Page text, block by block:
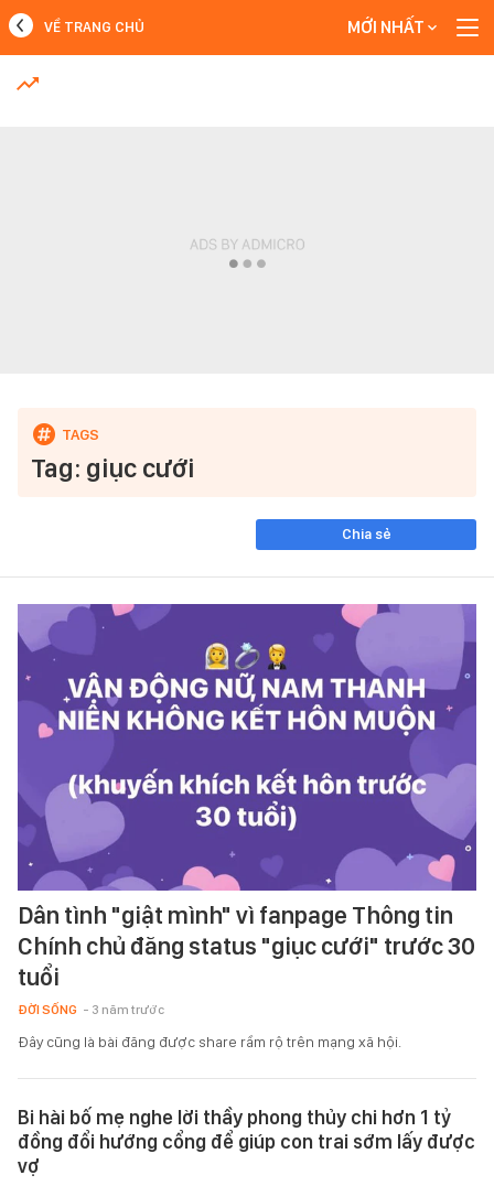
MỚI NHẤT
VỀ TRANG CHỦ MỚI NHẤT
Tag: giục cưới
Chia sẻ
Dân tình "giật mình" vì fanpage Thông tin
Chính chủ đăng status "giục cưới" trước 30
tuổi
ĐỜI SỐNG - 3 năm trước
Đây cũng là bài đăng được share rầm rộ trên mạng xã hội.
Bi hài bố mẹ nghe lời thầy phong thủy chi hơn 1 tỷ
đồng đổi hướng cổng để giúp con trai sớm lấy được
vợ